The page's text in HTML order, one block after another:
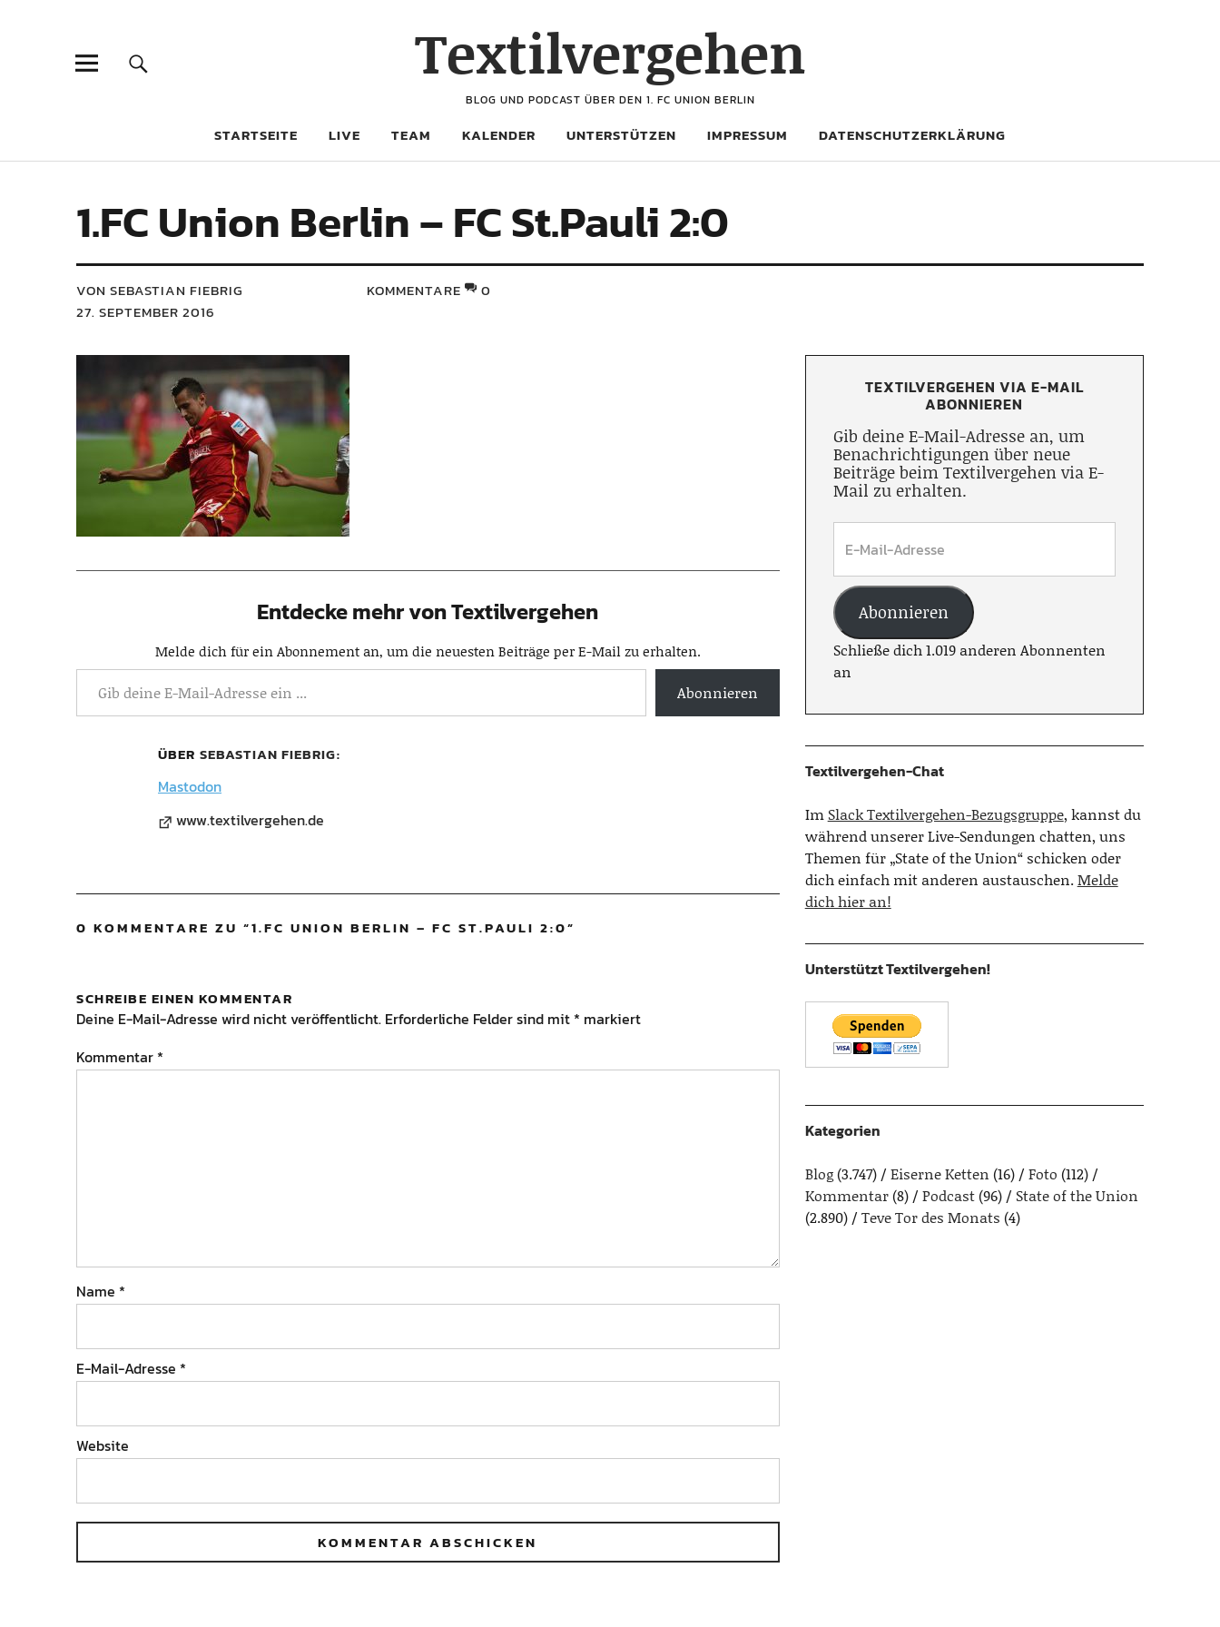
Textilvergehen
BLOG UND PODCAST ÜBER DEN 1. FC UNION BERLIN
STARTSEITE LIVE TEAM KALENDER UNTERSTÜTZEN IMPRESSUM DATENSCHUTZERKLÄRUNG
1.FC Union Berlin – FC St.Pauli 2:0
VON SEBASTIAN FIEBRIG
27. SEPTEMBER 2016
KOMMENTARE 0
Entdecke mehr von Textilvergehen
Melde dich für ein Abonnement an, um die neuesten Beiträge per E-Mail zu erhalten.
Abonnieren
ÜBER SEBASTIAN FIEBRIG
Mastodon
www.textilvergehen.de
0 KOMMENTARE ZU “1.FC UNION BERLIN – FC ST.PAULI 2:0”
SCHREIBE EINEN KOMMENTAR
Deine E-Mail-Adresse wird nicht veröffentlicht. Erforderliche Felder sind mit * markiert
Kommentar *
Name *
E-Mail-Adresse *
Website
TEXTILVERGEHEN VIA E-MAIL
ABONNIEREN
Gib deine E-Mail-Adresse an, um
Benachrichtigungen über neue
Beiträge beim Textilvergehen via E-
Mail zu erhalten.
Abonnieren
Schließe dich 1.019 anderen Abonnenten
an
Textilvergehen-Chat
Im Slack Textilvergehen-Bezugsgruppe, kannst du
während unserer Live-Sendungen chatten, uns
Themen für „State of the Union“ schicken oder
dich einfach mit anderen austauschen.Melde
dich hier an!
Unterstützt Textilvergehen!
Kategorien
Blog(3.747) Eiserne Ketten (16) Foto (112)
Kommentar(8) Podcast(96)
State of the Union
(2.890)
Teve Tor des Monats (4)